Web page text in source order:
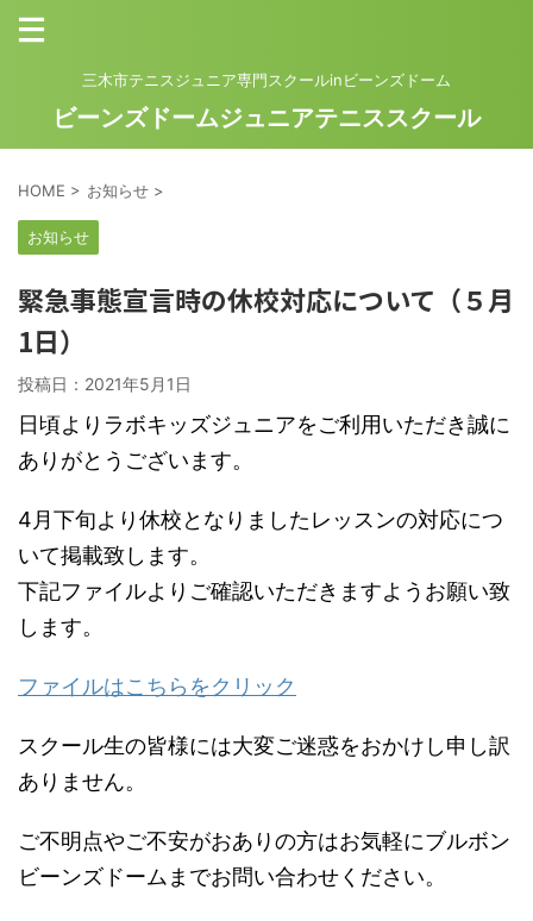
三木市テニスジュニア専門スクールinビーンズドーム
ビーンズドームジュニアテニススクール
HOME > お知らせ >
お知らせ
緊急事態宣言時の休校対応について（５月
1日）
投稿日： 2021年5月1日
日頃よりラボキッズジュニアをご利用いただき誠に
ありがとうございます。
4月下旬より休校となりましたレッスンの対応につ
いて掲載致します。
下記ファイルよりご確認いただきますようお願い致
します。
ファイルはこちらをクリック
スクール生の皆様には大変ご迷惑をおかけし申し訳
ありません。
ご不明点やご不安がおありの方はお気軽にブルボン
ビーンズドームまでお問い合わせください。